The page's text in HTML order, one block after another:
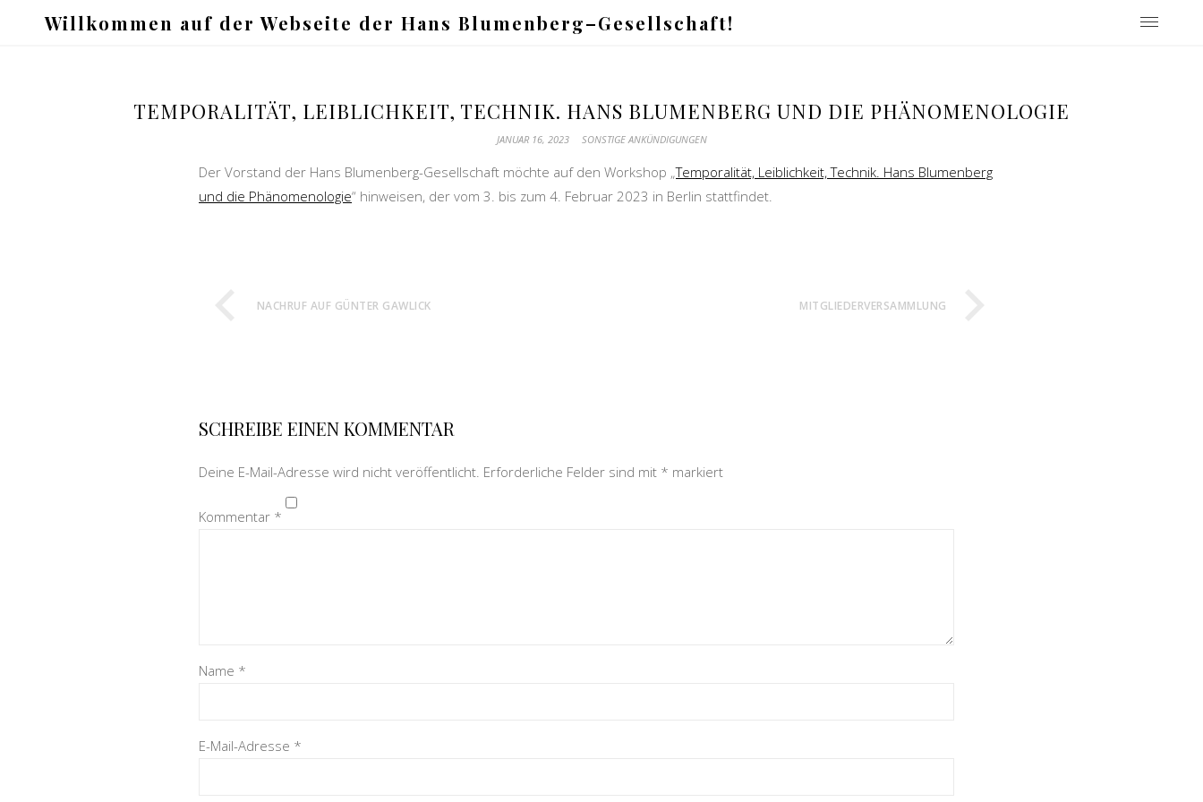
Willkommen auf der Webseite der Hans Blumenberg–Gesellschaft!
TEMPORALITÄT, LEIBLICHKEIT, TECHNIK. HANS BLUMENBERG UND DIE PHÄNOMENOLOGIE
JANUAR 16, 2023 SONSTIGE ANKÜNDIGUNGEN
Der Vorstand der Hans Blumenberg-Gesellschaft möchte auf den Workshop „Temporalität, Leiblichkeit, Technik. Hans Blumenberg
und die Phänomenologie“ hinweisen, der vom 3. bis zum 4. Februar 2023 in Berlin stattfindet.
NACHRUF AUF GÜNTER GAWLICK MITGLIEDERVERSAMMLUNG
SCHREIBE EINEN KOMMENTAR
Deine E-Mail-Adresse wird nicht veröffentlicht. Erforderliche Felder sind mit * markiert
Kommentar *
Name *
E-Mail-Adresse *